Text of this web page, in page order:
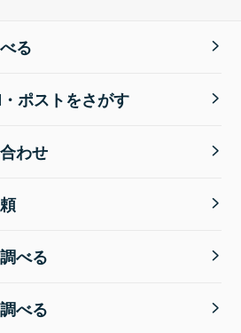
る
ポストをさがす
わせ
べる
べる